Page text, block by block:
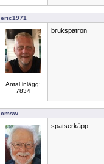
eric1971
Antal inlägg:
7834
brukspatron
cmsw
spatserkäpp